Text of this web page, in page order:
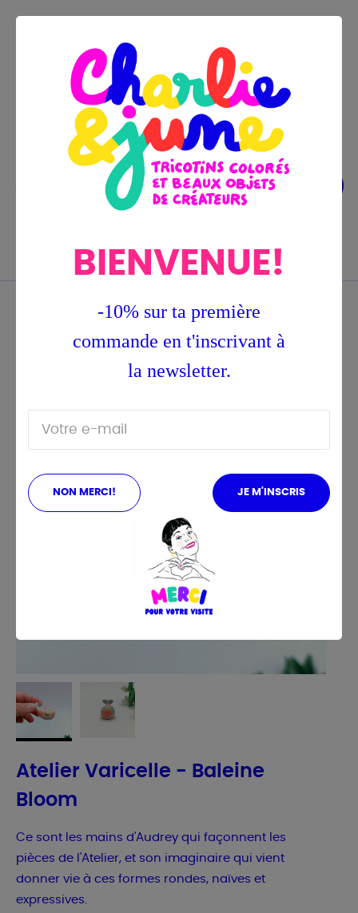
Créateurs Céramique
Atelier Varicelle - Baleine
Bloom
Ce sont les mains d'Audrey qui façonnent les
pièces de l'Atelier, et son imaginaire qui vient
donner vie à ces formes rondes, naïves et
expressives.
BIENVENUE!
-10% sur ta première
commande en t'inscrivant à
la newsletter.
NON MERCI!